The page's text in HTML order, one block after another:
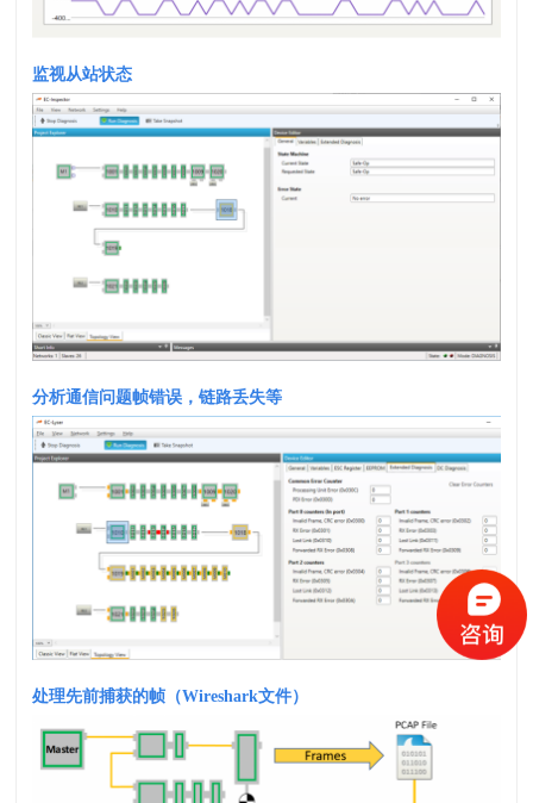
监视从站状态
分析通信问题帧错误，链路丢失等
处理先前捕获的帧（Wireshark文件）